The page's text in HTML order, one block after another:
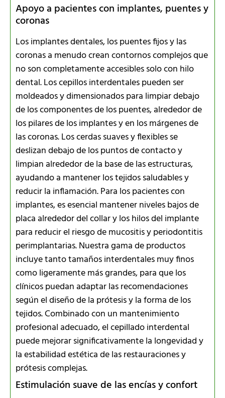
Apoyo a pacientes con implantes, puentes y
coronas
Los implantes dentales, los puentes fijos y las
coronas a menudo crean contornos complejos que
no son completamente accesibles solo con hilo
dental. Los cepillos interdentales pueden ser
moldeados y dimensionados para limpiar debajo
de los componentes de los puentes, alrededor de
los pilares de los implantes y en los márgenes de
las coronas. Los cerdas suaves y flexibles se
deslizan debajo de los puntos de contacto y
limpian alrededor de la base de las estructuras,
ayudando a mantener los tejidos saludables y
reducir la inflamación. Para los pacientes con
implantes, es esencial mantener niveles bajos de
placa alrededor del collar y los hilos del implante
para reducir el riesgo de mucositis y periodontitis
perimplantarias. Nuestra gama de productos
incluye tanto tamaños interdentales muy finos
como ligeramente más grandes, para que los
clínicos puedan adaptar las recomendaciones
según el diseño de la prótesis y la forma de los
tejidos. Combinado con un mantenimiento
profesional adecuado, el cepillado interdental
puede mejorar significativamente la longevidad y
la estabilidad estética de las restauraciones y
prótesis complejas.
Estimulación suave de las encías y confort